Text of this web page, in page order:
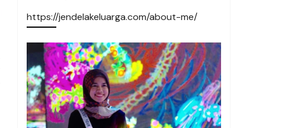
https://jendelakeluarga.com/about-me/